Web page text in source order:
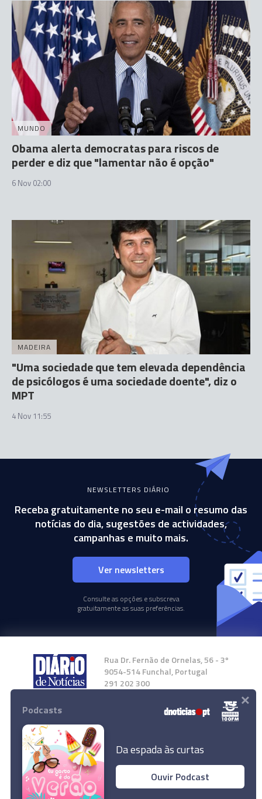
MUNDO
Obama alerta democratas para riscos de
perder e diz que "lamentar não é opção"
6 Nov 02:00
MADEIRA
"Uma sociedade que tem elevada dependência
de psicólogos é uma sociedade doente", diz o
MPT
4 Nov 11:55
NEWSLETTERS DIÁRIO
Receba gratuitamente no seu e-mail o resumo das
notícias do dia, sugestões de actividades,
campanhas e muito mais.
Ver newsletters
Consulte as opções e subscreva
gratuitamente as suas preferências.
Rua Dr. Fernão de Ornelas, 56 - 3º
9054-514 Funchal, Portugal
291 202 300
Instale a nossa App
© 2024 Empresa Diário de Notícias, Lda.
Podcasts
Da espada às curtas
Ouvir Podcast
×